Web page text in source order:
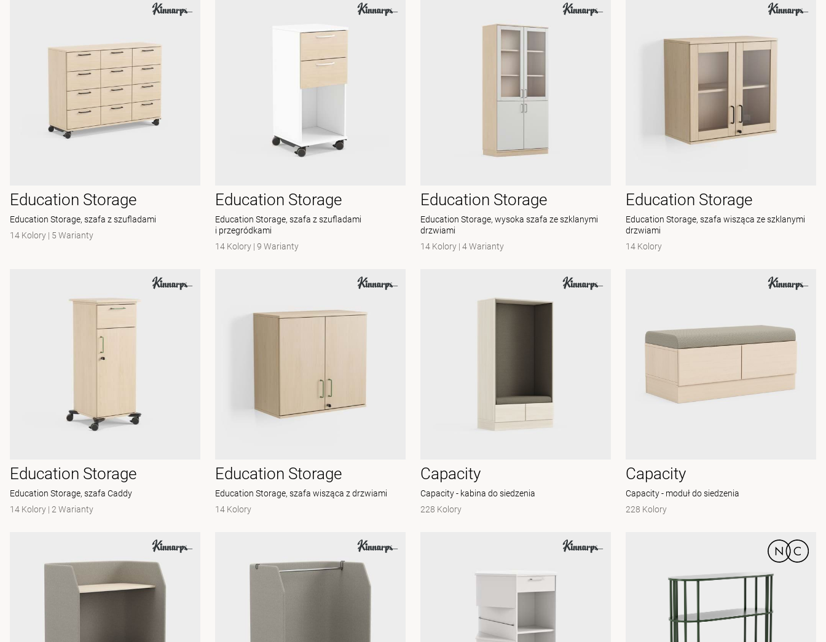
Education Storage
Education Storage, szafa z szufladami
14 Kolory | 5 Warianty
Education Storage
Education Storage, szafa z szufladami
i przegródkami
14 Kolory | 9 Warianty
Education Storage
Education Storage, wysoka szafa ze szklanymi
drzwiami
14 Kolory | 4 Warianty
Education Storage
Education Storage, szafa wisząca ze szklanymi
drzwiami
14 Kolory
Education Storage
Education Storage, szafa Caddy
14 Kolory | 2 Warianty
Education Storage
Education Storage, szafa wisząca z drzwiami
14 Kolory
Capacity
Capacity - kabina do siedzenia
228 Kolory
Capacity
Capacity - moduł do siedzenia
228 Kolory